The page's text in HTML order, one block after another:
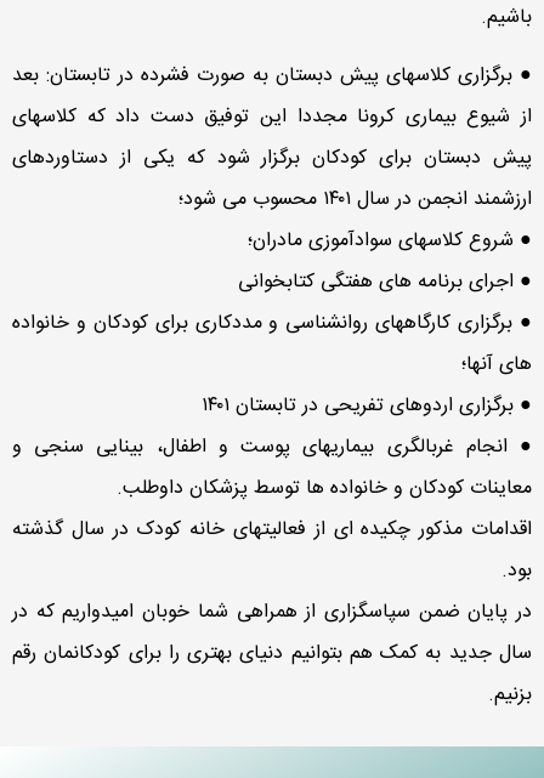
باشیم.
● برگزاری کلاسهای پیش دبستان به صورت فشرده در تابستان: بعد
از شیوع بیماری کرونا مجددا این توفیق دست داد که کلاسهای
پیش دبستان برای کودکان برگزار شود که یکی از دستاوردهای
ارزشمند انجمن در سال ۱۴۰۱ محسوب می شود؛
● شروع کلاسهای سوادآموزی مادران؛
● اجرای برنامه های هفتگی کتابخوانی
● برگزاری کارگاههای روانشناسی و مددکاری برای کودکان و خانواده
های آنها؛
● برگزاری اردوهای تفریحی در تابستان ۱۴۰۱
● انجام غربالگری بیماریهای پوست و اطفال، بینایی سنجی و
معاینات کودکان و خانواده ها توسط پزشکان داوطلب.
اقدامات مذکور چکیده ای از فعالیتهای خانه کودک در سال گذشته
بود.
در پایان ضمن سپاسگزاری از همراهی شما خوبان امیدواریم که در
سال جدید به کمک هم بتوانیم دنیای بهتری را برای کودکانمان رقم
بزنیم.